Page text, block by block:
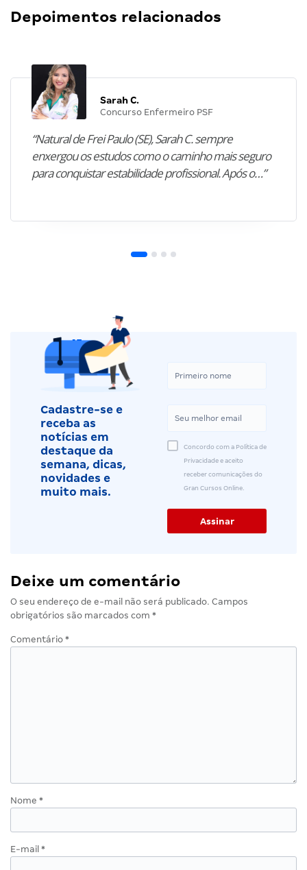
Depoimentos relacionados
Sarah C.
Concurso Enfermeiro PSF
“Natural de Frei Paulo (SE), Sarah C. sempre
enxergou os estudos como o caminho mais seguro
para conquistar estabilidade profissional. Após o…”
Cadastre-se e
receba as
notícias em
destaque da
semana, dicas,
novidades e
muito mais.
Concordo com a Política de
Privacidade e aceito
receber comunicações do
Gran Cursos Online.
Deixe um comentário
O seu endereço de e-mail não será publicado. Campos
obrigatórios são marcados com *
Comentário *
Nome *
E-mail *